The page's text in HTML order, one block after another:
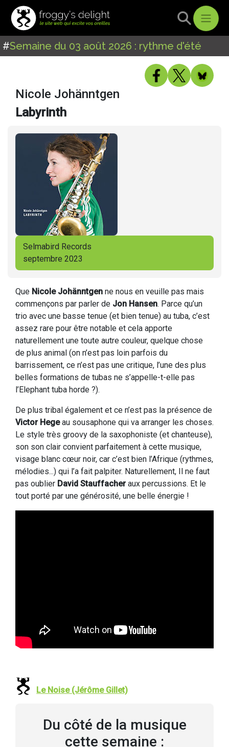
#Semaine du 03 août 2026 : rythme d'été
Nicole Johänntgen
Labyrinth
Selmabird Records
septembre 2023
Que Nicole Johänntgen ne nous en veuille pas mais
commençons par parler de Jon Hansen. Parce qu’un
trio avec une basse tenue (et bien tenue) au tuba, c’est
assez rare pour être notable et cela apporte
naturellement une toute autre couleur, quelque chose
de plus animal (on n’est pas loin parfois du
barrissement, ce n’est pas une critique, l’une des plus
belles formations de tubas ne s’appelle-t-elle pas
l’Elephant tuba horde ?).
De plus tribal également et ce n’est pas la présence de
Victor Hegeau sousaphone qui va arranger les choses.
Le style très groovy de la saxophoniste (et chanteuse),
son son clair convient parfaitement à cette musique,
visage blanc cœur noir, car c’est bien l’Afrique (rythmes,
mélodies...) qui l’a fait palpiter. Naturellement, Il ne faut
pas oublier David Stauffacheraux percussions. Et le
tout porté par une générosité, une belle énergie !
Le Noise (Jérôme Gillet)
Du côté de la musique
cette semaine :